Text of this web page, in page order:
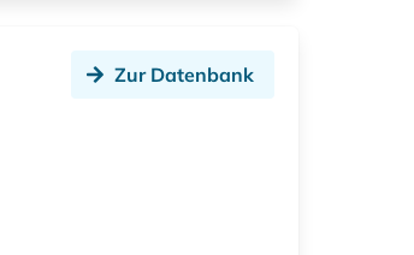
Zur Datenbank